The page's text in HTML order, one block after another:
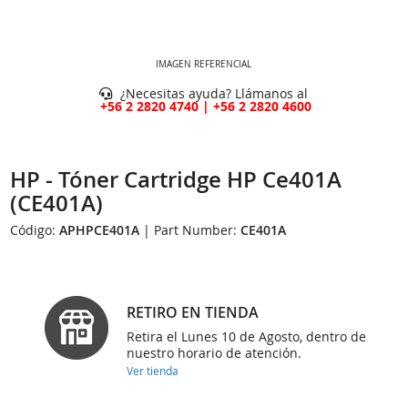
IMAGEN REFERENCIAL
¿Necesitas ayuda? Llámanos al
+56 2 2820 4740 | +56 2 2820 4600
HP - Tóner Cartridge HP Ce401A
(CE401A)
Código:APHPCE401A | Part Number:CE401A
RETIRO EN TIENDA
Retira el Lunes 10 de Agosto, dentro de
nuestro horario de atención.
Ver tienda